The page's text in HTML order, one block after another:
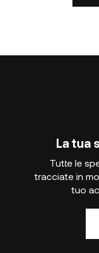
La tua
Tutte le
tracciate in
tuo